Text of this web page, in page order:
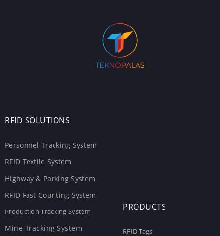
RFID SOLUTIONS
Personnel Tracking System
RFID Textile System
Highway & Parking System
RFID Fast Counting System
Production Tracking System
Mine Tracking System
PRODUCTS
RFID Tags